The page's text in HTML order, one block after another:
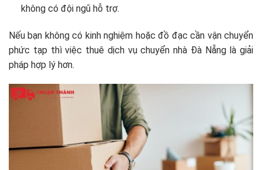
không có đội ngũ hỗ trợ.
Nếu bạn không có kinh nghiệm hoặc đồ đạc cần vận chuyển
phức tạp thì việc thuê dịch vụ chuyển nhà Đà Nẵng là giải
pháp hợp lý hơn.